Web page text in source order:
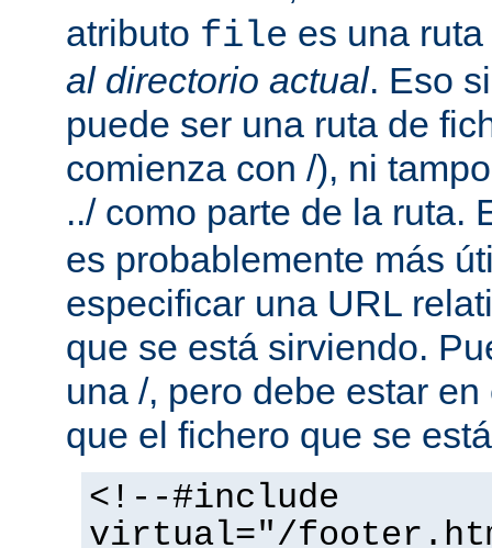
atributo file es una
al directorio actual. Eso
puede ser una ruta de
comienza con /), ni
../ como parte de la ruta.
es probablemente más
especificar una URL
que se está sirviendo.
una /, pero debe estar
que el fichero que se
<!--#include
virtual="/